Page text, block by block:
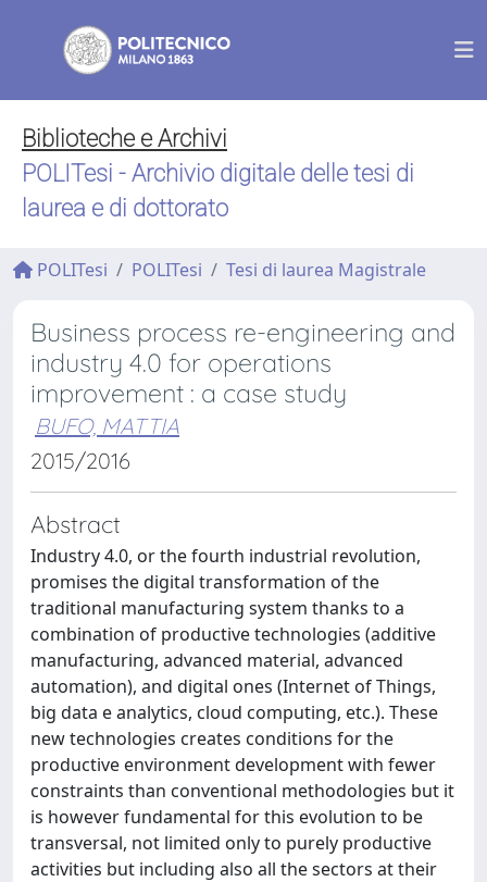
Biblioteche e Archivi
POLITesi - Archivio digitale delle tesi di
laurea e di dottorato
POLITesi POLITesi Tesi di laurea Magistrale
Business process re-engineering and
industry 4.0 for operations
improvement : a case study
BUFO, MATTIA
2015/2016
Abstract
Industry 4.0, or the fourth industrial revolution,
promises the digital transformation of the
traditional manufacturing system thanks to a
combination of productive technologies (additive
manufacturing, advanced material, advanced
automation), and digital ones (Internet of Things,
big data e analytics, cloud computing, etc.). These
new technologies creates conditions for the
productive environment development with fewer
constraints than conventional methodologies but it
is however fundamental for this evolution to be
transversal, not limited only to purely productive
activities but including also all the sectors at their